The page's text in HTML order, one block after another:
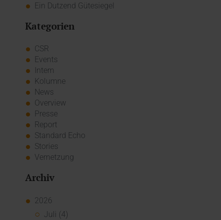
Ein Dutzend Gütesiegel
Kategorien
CSR
Events
Intern
Kolumne
News
Overview
Presse
Report
Standard Echo
Stories
Vernetzung
Archiv
2026
Juli (4)